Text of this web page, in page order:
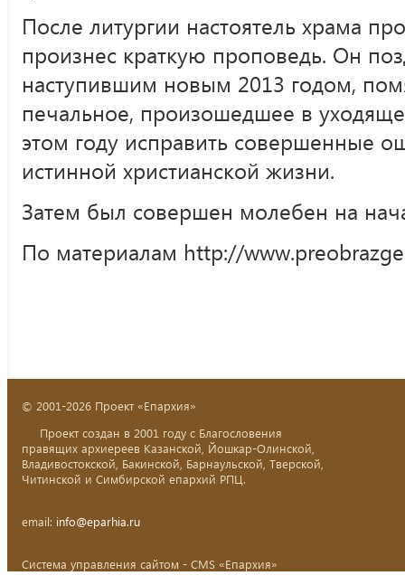
После литургии настоятель храма
произнес краткую проповедь. Он
наступившим новым 2013 годом,
печальное, произошедшее в
этом году исправить совершенные
истинной христианской жизни.
Затем был совершен молебен на
По материалам http://
© 2001-2026 Проект «Епархия»
Проект создан в 2001 году с Благословения
правящих архиереев Казанской, Йошкар-Олинской,
Владивостокской, Бакинской, Барнаульской, Тверской,
Читинской и Симбирской епархий РПЦ.
email: info@eparhia.ru
Система управления сайтом - CMS «Епархия»